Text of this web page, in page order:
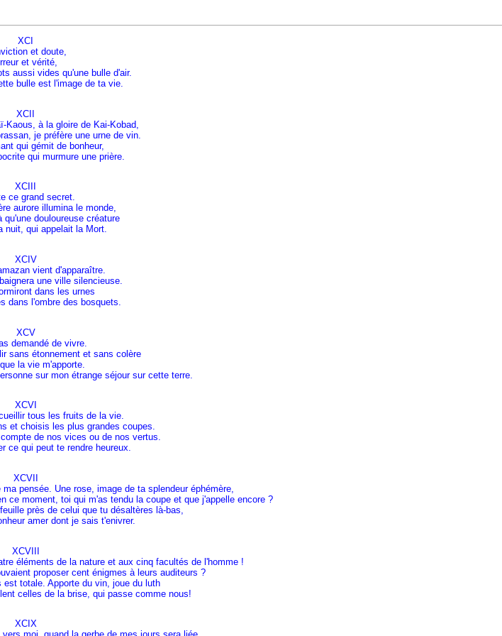
XCI
et doute,
et vérité,
aussi vides qu'une bulle d'air.
bulle est l'image de ta vie.
XCII
Kaous, à la gloire de Kai-Kobad,
je préfère une urne de vin.
qui gémit de bonheur,
qui murmure une prière.
XCIII
ce grand secret.
aurore illumina le monde,
qu'une douloureuse créature
nuit, qui appelait la Mort.
XCIV
vient d'apparaître.
une ville silencieuse.
dans les urnes
dans l'ombre des bosquets.
XCV
demandé de vivre.
sans étonnement et sans colère
la vie m'apporte.
sur mon étrange séjour sur cette terre.
XCVI
tous les fruits de la vie.
et choisis les plus grandes coupes.
de nos vices ou de nos vertus.
ce qui peut te rendre heureux.
XCVII
pensée. Une rose, image de ta splendeur éphémère,
ce moment, toi qui m'as tendu la coupe et que j'appelle encore ?
près de celui que tu désaltères là-bas,
amer dont je sais t'enivrer.
XCVIII
éléments de la nature et aux cinq facultés de l'homme !
proposer cent énigmes à leurs auditeurs ?
est totale. Apporte du vin, joue du luth
celles de la brise, qui passe comme nous!
XCIX